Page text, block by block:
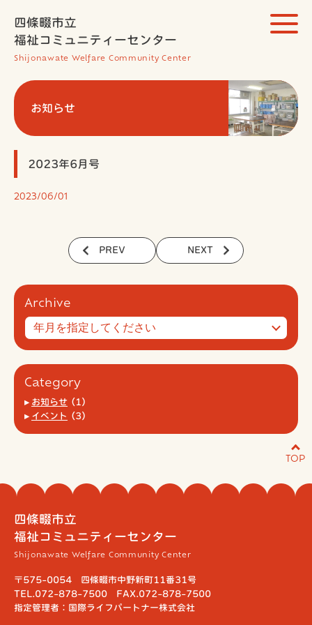
四條畷市立
福祉コミュニティーセンター
Shijonawate Welfare Community Center
お知らせ
2023年6月号
2023/06/01
PREV NEXT
Archive
Category
お知らせ (1)
イベント
(3)
TOP
四條畷市立
福祉コミュニティーセンター
Shijonawate Welfare Community Center
〒575-0054 四條畷市中野新町11番31号
TEL.072-878-7500 FAX.072-878-7500
指定管理者：国際ライフパートナー株式会社